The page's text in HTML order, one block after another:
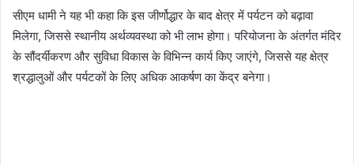
सीएम धामी ने यह भी कहा कि इस जीर्णोद्धार के बाद क्षेत्र में पर्यटन को बढ़ावा
मिलेगा, जिससे स्थानीय अर्थव्यवस्था को भी लाभ होगा। परियोजना के अंतर्गत मंदिर
के सौंदर्यीकरण और सुविधा विकास के विभिन्न कार्य किए जाएंगे, जिससे यह क्षेत्र
श्रद्धालुओं और पर्यटकों के लिए अधिक आकर्षण का केंद्र बनेगा।